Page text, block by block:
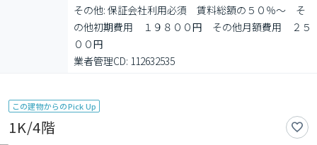
その他: 保証会社利用必須　賃料総額の５０％～　そ
の他初期費用　１９８００円　その他月額費用　２５
００円
業者管理CD: 112632535
この建物からのPick Up
1K/4階